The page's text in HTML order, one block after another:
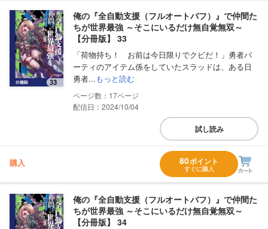
俺の『全自動支援（フルオートバフ）』で仲間た
ちが世界最強 ～そこにいるだけ無自覚無双～
【分冊版】 33
「荷物持ち！ お前は今日限りでクビだ！」勇者パ
ーティのアイテム係をしていたスラッドは、ある日
勇者...もっと読む
17
配信日：2024/10/04
試し読み
購入 80ポイント
すぐに購入
俺の『全自動支援（フルオートバフ）』で仲間た
ちが世界最強 ～そこにいるだけ無自覚無双～
【分冊版】 34